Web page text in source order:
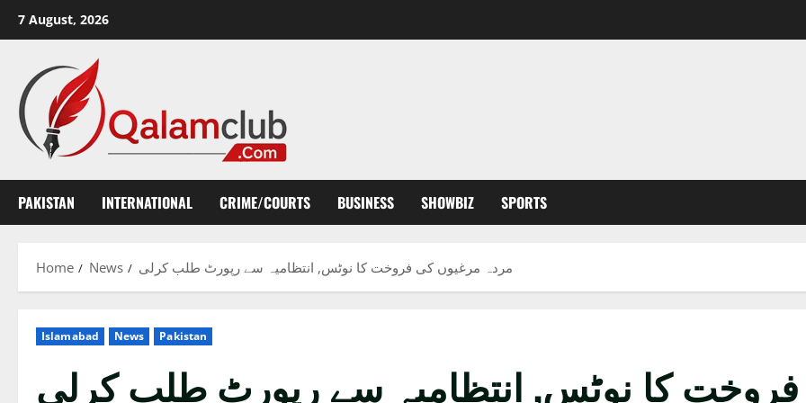
7 August, 2026
PAKISTAN INTERNATIONAL CRIME/COURTS BUSINESS SHOWBIZ SPORTS
Home News مردہ مرغیوں کی فروخت کا نوٹس, انتظامیہ سے رپورٹ طلب کرلی
Islamabad News Pakistan
کا نوٹس, انتظامیہ سے رپورٹ طلب کرلی